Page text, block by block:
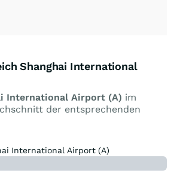
Shanghai International
International Airport (A) im
der entsprechenden
International Airport (A)